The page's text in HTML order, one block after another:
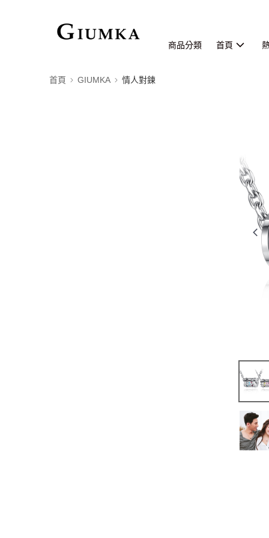
商品分類 首頁
首頁 GIUMKA 情人對鍊